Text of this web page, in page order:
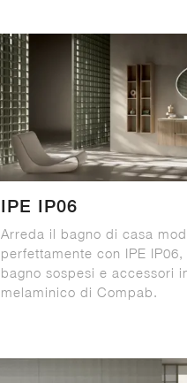
IPE IP06
Arreda il bagno di casa
perfettamente con IPE
bagno sospesi e accessori
melaminico di Compab.